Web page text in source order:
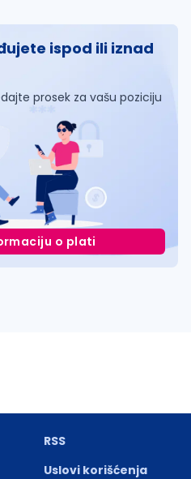
ispod ili iznad
prosek za vašu poziciju
o plati
RSS
Uslovi korišćenja